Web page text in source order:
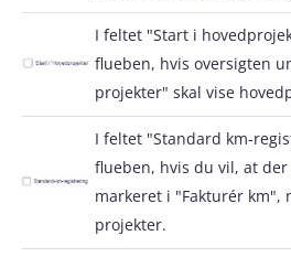
I feltet "Start i
flueben, hvis oversigten
projekter" skal vise
I feltet "Standard km-
flueben, hvis du vil, at
markeret i "Fakturér km",
projekter.